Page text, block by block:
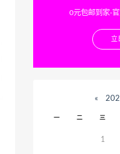
0元包邮到家-
立
«
一 二 三
1